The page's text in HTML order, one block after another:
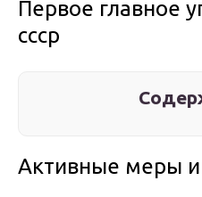
Первое главное
ссср
Активные меры и